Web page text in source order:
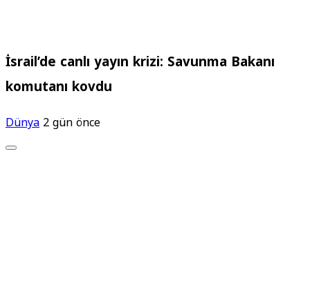
İsrail’de canlı yayın krizi: Savunma Bakanı
komutanı kovdu
Dünya2 gün önce